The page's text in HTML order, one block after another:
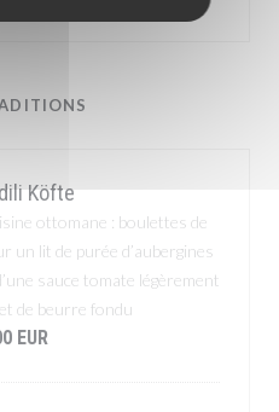
Köfte
ottomane : boulettes de
un lit de purée d’aubergines
sauce tomate légèrement
de beurre fondu
EUR